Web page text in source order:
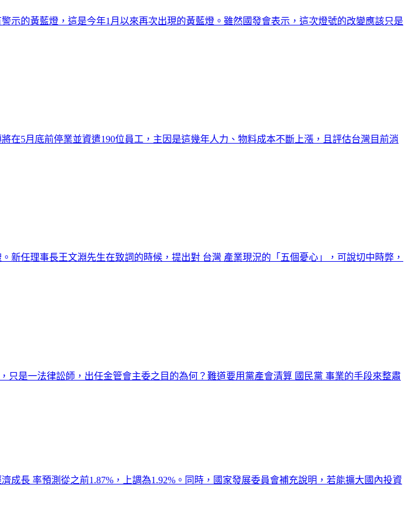
示的黃藍燈，這是今年1月以來再次出現的黃藍燈。雖然國發會表示，這次燈號的改變應該只是
在5月底前停業並資遣190位員工，主因是這幾年人力、物料成本不斷上漲，且評估台灣目前消
任理事長王文淵先生在致詞的時候，提出對 台灣 產業現況的「五個憂心」，可說切中時弊，
是一法律訟師，出任金管會主委之目的為何？難道要用黨產會清算 國民黨 事業的手段來整肅
長 率預測從之前1.87%，上調為1.92%。同時，國家發展委員會補充說明，若能擴大國內投資